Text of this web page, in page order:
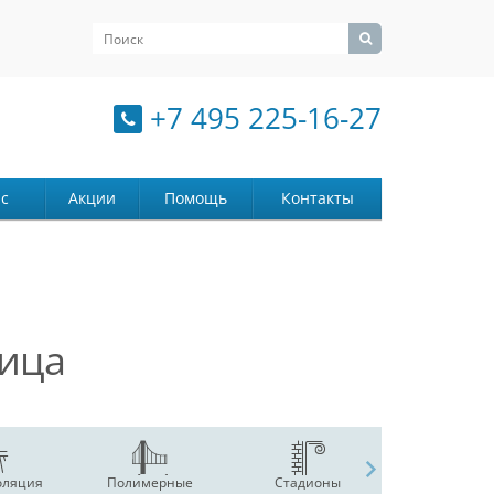
+7 495 225-16-27
Акции Помощь Контакты
Полимерные
Стадионы